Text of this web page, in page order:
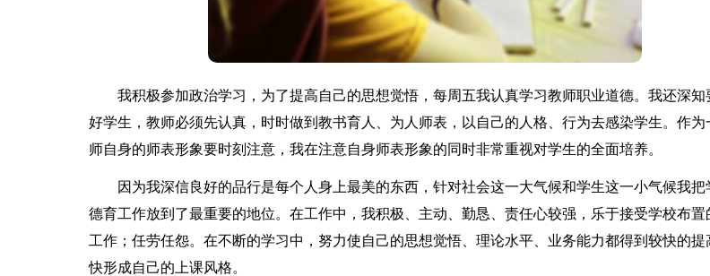
我积极参加政治学习，为了提高自己的思想觉悟，每周五我认真学习教师职业道德。我还深知
好学生，教师必须先认真，时时做到教书育人、为人师表，以自己的人格、行为去感染学生。作为
师自身的师表形象要时刻注意，我在注意自身师表形象的同时非常重视对学生的全面培养。
因为我深信良好的品行是每个人身上最美的东西，针对社会这一大气候和学生这一小气候我把
德育工作放到了最重要的地位。在工作中，我积极、主动、勤恳、责任心较强，乐于接受学校布置
工作；任劳任怨。在不断的学习中，努力使自己的思想觉悟、理论水平、业务能力都得到较快的提
快形成自己的上课风格。